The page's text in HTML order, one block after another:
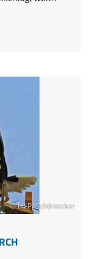
© H.-P. Schönecker